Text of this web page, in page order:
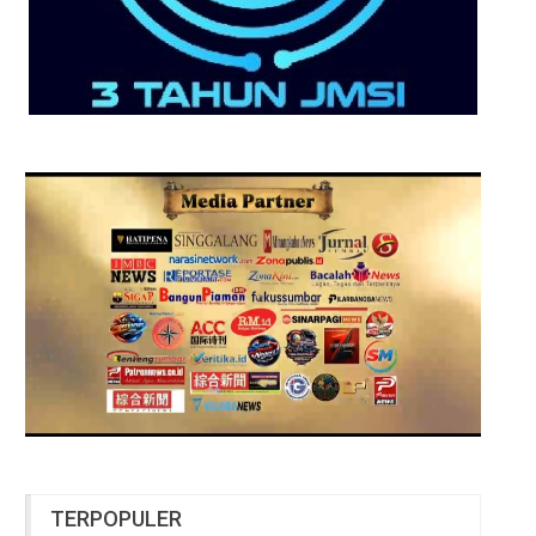
TERPOPULER